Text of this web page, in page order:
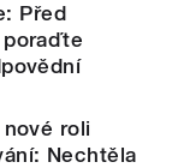
Před
roli
Nechtěla